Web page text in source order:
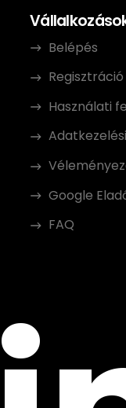
Belépés
Regisztráció
Használati
Google
FAQ